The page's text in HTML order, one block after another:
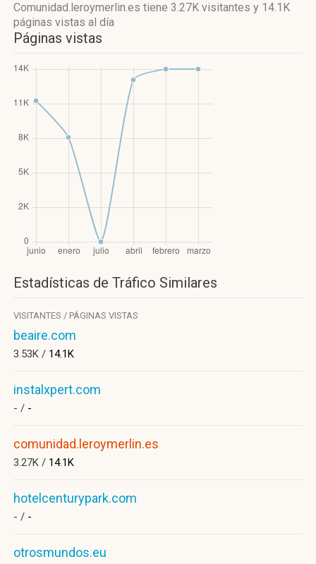
Comunidad.leroymerlin.es tiene 3.27K visitantes y 14.1K
páginas vistas al día
Páginas vistas
Estadísticas de Tráfico Similares
VISITANTES / PÁGINAS VISTAS
beaire.com
3.53K / 14.1K
instalxpert.com
- / -
comunidad.leroymerlin.es
3.27K / 14.1K
hotelcenturypark.com
- / -
otrosmundos.eu